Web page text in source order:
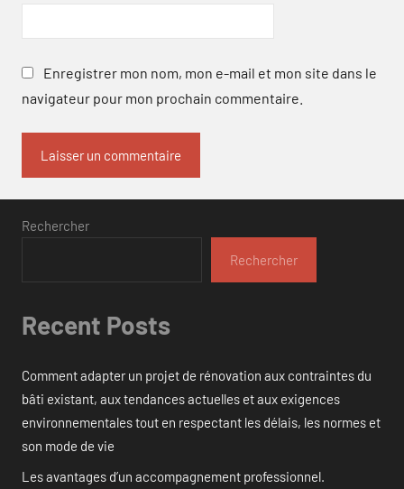
Enregistrer mon nom, mon e-mail et mon site dans le
navigateur pour mon prochain commentaire.
Rechercher
Rechercher
Recent Posts
Comment adapter un projet de rénovation aux contraintes du
bâti existant, aux tendances actuelles et aux exigences
environnementales tout en respectant les délais, les normes et
son mode de vie
Les avantages d’un accompagnement professionnel.